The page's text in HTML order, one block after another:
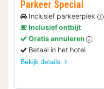
Parkeer Special
Inclusief parkeerplek
Inclusief ontbijt
Gratis annuleren
Betaal in het hotel
Bekijk details